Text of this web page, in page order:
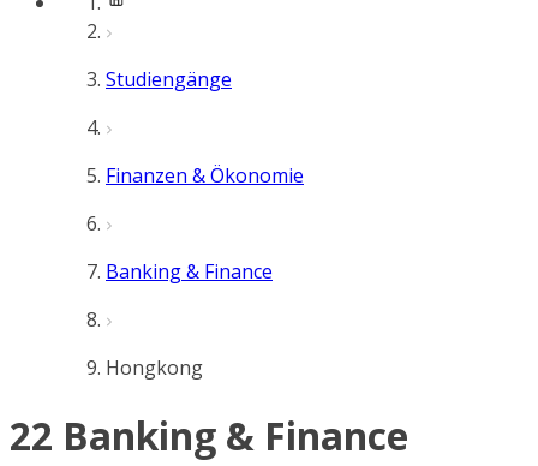
Studiengänge
Finanzen & Ökonomie
Banking & Finance
Hongkong
22 Banking & Finance